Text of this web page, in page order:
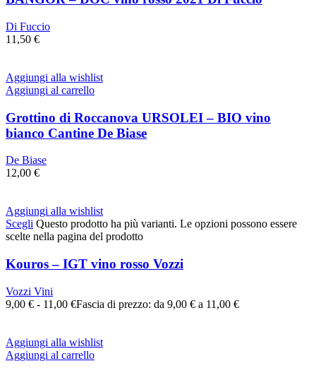
Di Fuccio
11,50 €
Aggiungi alla wishlist
Aggiungi al carrello
Grottino di Roccanova URSOLEI – BIO vino
bianco Cantine De Biase
De Biase
12,00 €
Aggiungi alla wishlist
Scegli Questo prodotto ha più varianti. Le opzioni possono essere
scelte nella pagina del prodotto
Kouros – IGT vino rosso Vozzi
Vozzi Vini
9,00 € - 11,00 €Fascia di prezzo: da 9,00 € a 11,00 €
Aggiungi alla wishlist
Aggiungi al carrello